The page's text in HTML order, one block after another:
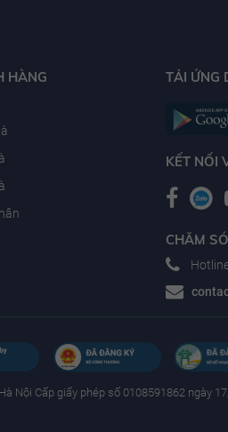
HÀNG TẢI ỨNG
KẾT NỐI
CHĂM
Nội Cấp giấy phép số 0108591862 ngày